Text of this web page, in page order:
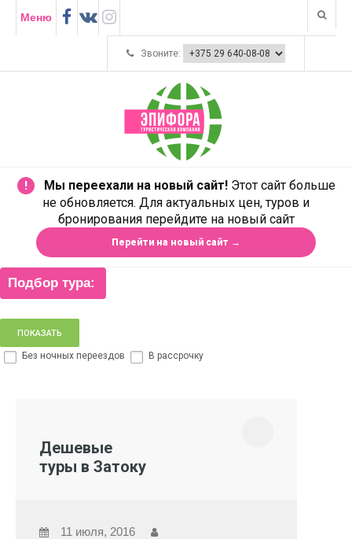
Меню
Звоните:
! Мы переехали на новый сайт!Этот сайт больше
не обновляется. Для актуальных цен, туров и
бронирования перейдите на новый сайт
Перейти на новый сайт →
Подбор тура:
Без ночных переездов В рассрочку
Дешевые
туры в Затоку
11 июля, 2016